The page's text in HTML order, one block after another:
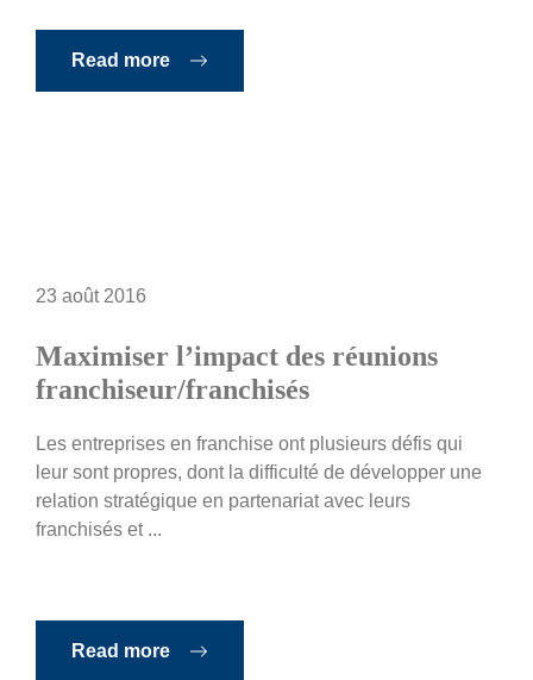
Read more
23 août 2016
Maximiser l’impact des réunions
franchiseur/franchisés
Les entreprises en franchise ont plusieurs défis qui
leur sont propres, dont la difficulté de développer une
relation stratégique en partenariat avec leurs
franchisés et ...
Read more